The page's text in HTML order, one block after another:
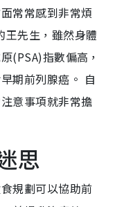
常常感到非常煩
王先生，雖然身體
(PSA)指數偏高，
期前列腺癌。 自
意事項就非常擔
思
規劃可以協助前